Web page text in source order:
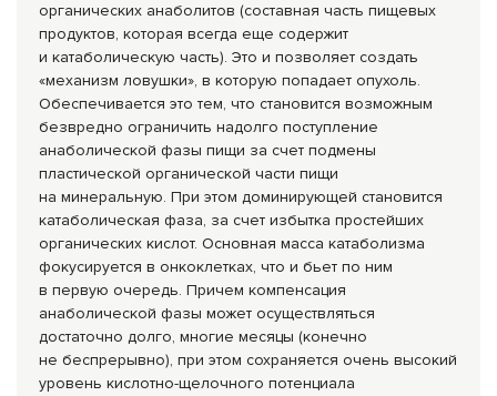
органических анаболитов (составная часть пищевых
продуктов, которая всегда еще содержит
и катаболическую часть). Это и позволяет создать
«механизм ловушки», в которую попадает опухоль.
Обеспечивается это тем, что становится возможным
безвредно ограничить надолго поступление
анаболической фазы пищи за счет подмены
пластической органической части пищи
на минеральную. При этом доминирующей становится
катаболическая фаза, за счет избытка простейших
органических кислот. Основная масса катаболизма
фокусируется в онкоклетках, что и бьет по ним
в первую очередь. Причем компенсация
анаболической фазы может осуществляться
достаточно долго, многие месяцы (конечно
не беспрерывно), при этом сохраняется очень высокий
уровень кислотно-щелочного потенциала